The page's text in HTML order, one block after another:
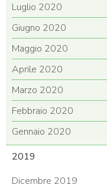
Luglio 2020
Giugno 2020
Maggio 2020
Aprile 2020
Marzo 2020
Febbraio 2020
Gennaio 2020
2019
Dicembre 2019